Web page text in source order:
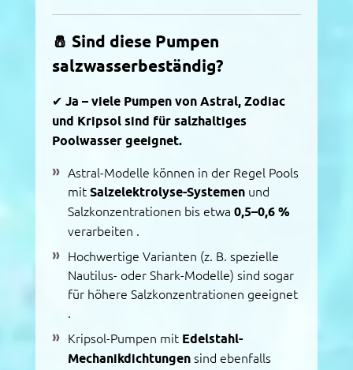
🧂 Sind diese Pumpen
salzwasserbeständig?
✔Ja – viele Pumpen von Astral, Zodiac
und Kripsol sind für salzhaltiges
Poolwasser geeignet.
Astral-Modelle können in der Regel Pools
mitSalzelektrolyse-Systemen und
Salzkonzentrationen bis etwa0,5–0,6 %
verarbeiten .
Hochwertige Varianten (z. B. spezielle
Nautilus- oder Shark-Modelle) sind sogar
für höhere Salzkonzentrationen geeignet
.
Kripsol-Pumpen mit Edelstahl-
Mechanikdichtungen sind ebenfalls